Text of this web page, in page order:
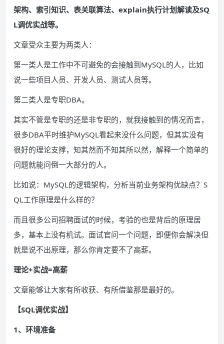
架构、索引知识、表关联算法、explain执行计划解读及SQ
L调优实战等。
文章受众主要为两类人：
第一类人是工作中不可避免的会接触到MySQL的人，比如
说一些项目人员、开发人员、测试人员等。
第二类人是专职DBA。
其实不管是专职的还是非专职的，就我接触到的情况而言，
很多DBA平时维护MySQL看起来没什么问题，但其实没有
很好的理论支撑，知其然而不知其所以然，解释一个简单的
问题就能问倒一大部分的人。
比如说：MySQL的逻辑架构，分析当前业务架构优缺点？S
QL工作原理是什么样的？
而且很多公司招聘面试的时候，考验的也是背后的原理居
多，基本上没有机试。面试官问一个问题，即便你会解决但
就是说不出原理，那么你肯定要不了高薪。
理论+实战=高薪
文章能够让大家有所收获、有所借鉴那是最好的。
【SQL调优实战】
1、环境准备